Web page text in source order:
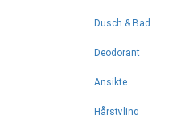
Dusch & Bad
Deodorant
Ansikte
Hårstyling